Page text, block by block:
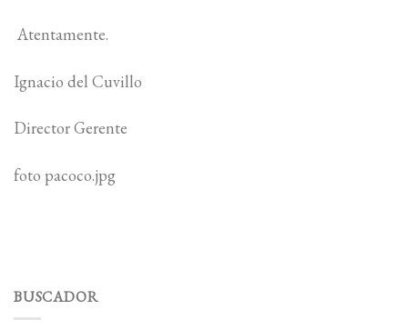
Atentamente.
Ignacio del Cuvillo
Director Gerente
foto pacoco.jpg
BUSCADOR